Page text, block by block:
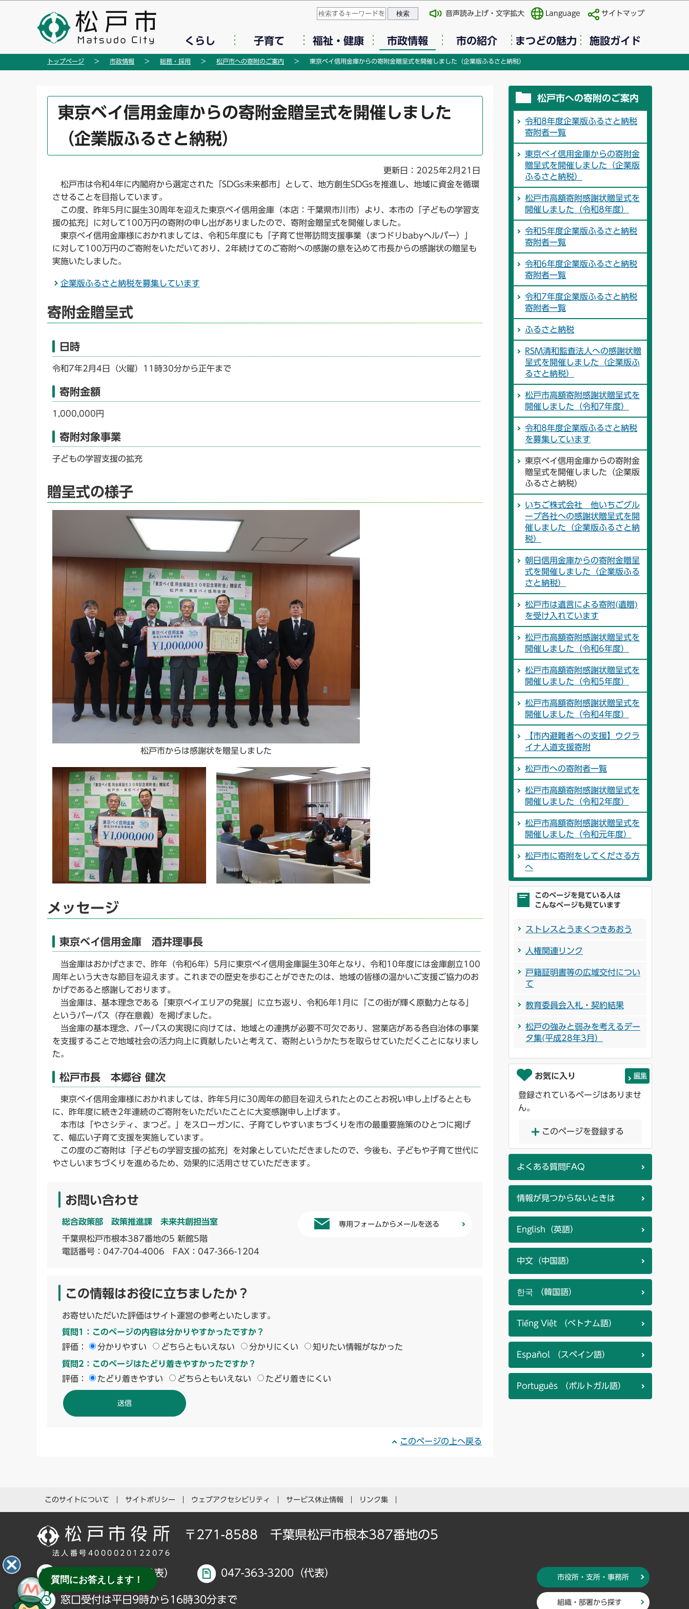
の
このページの本文へ移動
音声読み上げ・文字拡大 Language サイトマップ
くらし 子育て 福祉・健康 市政情報 市の紹介 まつどの魅力 施設ガイド
トップページ 市政情報 総務・採用 松戸市への寄附のご案内 東京ベイ信用金庫からの寄附金贈呈式を開催しました（企業版ふるさと納税）
か
東京ベイ信用金庫からの寄附金贈呈式を開催しました
（企業版ふるさと納税）
更新日：2025年2月21日
松戸市は令和4年に内閣府から選定された「SDGs未来都市」として、地方創生SDGsを推進し、地域に資金を循環
させることを目指しています。
この度、昨年5月に誕生30周年を迎えた東京ベイ信用金庫（本店：千葉県市川市）より、本市の「子どもの学習支
援の拡充」に対して100万円の寄附の申し出がありましたので、寄附金贈呈式を開催しました。
東京ベイ信用金庫様におかれましては、令和5年度にも「子育て世帯訪問支援事業（まつドリbabyヘルパー）」
に対して100万円のご寄附をいただいており、2年続けてのご寄附への感謝の意を込めて市長からの感謝状の贈呈も
実施いたしました。
企業版ふるさと納税を募集しています
寄附金贈呈式
日時
令和7年2月4日（火曜）11時30分から正午まで
寄附金額
1,000,000円
寄附対象事業
子どもの学習支援の拡充
贈呈式の様子
松戸市からは感謝状を贈呈しました
メッセージ
東京ベイ信用金庫 酒井理事長
当金庫はおかげさまで、昨年（令和6年）5月に東京ベイ信用金庫誕生30年となり、令和10年度には金庫創立100
周年という大きな節目を迎えます。これまでの歴史を歩むことができたのは、地域の皆様の温かいご支援ご協力のお
かげであると感謝しております。
当金庫は、基本理念である「東京ベイエリアの発展」に立ち返り、令和6年1月に「この街が輝く原動力となる」
というパーパス（存在意義）を掲げました。
当金庫の基本理念、パーパスの実現に向けては、地域との連携が必要不可欠であり、営業店がある各自治体の事業
を支援することで地域社会の活力向上に貢献したいと考えて、寄附というかたちを取らせていただくことになりまし
た。
松戸市長 本郷谷 健次
東京ベイ信用金庫様におかれましては、昨年5月に30周年の節目を迎えられたとのことお祝い申し上げるととも
に、昨年度に続き2年連続のご寄附をいただいたことに大変感謝申し上げます。
本市は「やさシティ、まつど。」をスローガンに、子育てしやすいまちづくりを市の最重要施策のひとつに掲げ
て、幅広い子育て支援を実施しています。
この度のご寄附は「子どもの学習支援の拡充」を対象としていただきましたので、今後も、子どもや子育て世代に
やさしいまちづくりを進めるため、効果的に活用させていただきます。
お問い合わせ
総合政策部 政策推進課 未来共創担当室
千葉県松戸市根本387番地の5 新館5階
電話番号： 047-704-4006 FAX：047-366-1204
専用フォームからメールを送る
この情報はお役に立ちましたか？
お寄せいただいた評価はサイト運営の参考といたします。
質問1：このページの内容は分かりやすかったですか？
評価：
分かりやすい どちらともいえない 分かりにくい 知りたい情報がなかった
質問2：このページはたどり着きやすかったですか？
評価：
たどり着きやすい どちらともいえない たどり着きにくい
このページの上へ戻る
松戸市への寄附のご案内
令和8年度企業版ふるさと納税
寄附者一覧
東京ベイ信用金庫からの寄附金
贈呈式を開催しました（企業版
ふるさと納税）
松戸市高額寄附感謝状贈呈式を
開催しました（令和8年度）
令和5年度企業版ふるさと納税
寄附者一覧
令和6年度企業版ふるさと納税
寄附者一覧
令和7年度企業版ふるさと納税
寄附者一覧
ふるさと納税
RSM清和監査法人への感謝状贈
呈式を開催しました（企業版ふ
るさと納税）
松戸市高額寄附感謝状贈呈式を
開催しました（令和7年度）
令和8年度企業版ふるさと納税
を募集しています
東京ベイ信用金庫からの寄附金
贈呈式を開催しました（企業版
ふるさと納税）
いちご株式会社 他いちごグル
ープ各社への感謝状贈呈式を開
催しました（企業版ふるさと納
税）
朝日信用金庫からの寄附金贈呈
式を開催しました（企業版ふる
さと納税）
松戸市は遺言による寄附(遺贈)
を受け入れています
松戸市高額寄附感謝状贈呈式を
開催しました（令和6年度）
松戸市高額寄附感謝状贈呈式を
開催しました（令和5年度）
松戸市高額寄附感謝状贈呈式を
開催しました（令和4年度）
【市内避難者への支援】ウクラ
イナ人道支援寄附
松戸市への寄附者一覧
松戸市高額寄附感謝状贈呈式を
開催しました（令和2年度）
松戸市高額寄附感謝状贈呈式を
開催しました（令和元年度）
松戸市に寄附をしてくださる方
へ
このページを見ている人は
こんなページも見ています
ストレスとうまくつきあおう
人権関連リンク
戸籍証明書等の広域交付につい
て
教育委員会入札・契約結果
松戸の強みと弱みを考えるデー
タ集(平成28年3月）
お気に入り 編集
登録されているページはありませ
ん。
このページを登録する
よくある質問FAQ
情報が見つからないときは
English（英語）
中文（中国語）
한국 （韓国語）
Tiếng Việt （ベトナム語）
Español （スペイン語）
Português （ポルトガル語）
このサイトについて サイトポリシー ウェブアクセシビリティ サービス休止情報 リンク集
法人番号4000020122076
〒271-8588 千葉県松戸市根本387番地の5
047-366-1111（代表） 047-363-3200（代表）
窓口受付は平日9時から16時30分まで
市役所・支所・事務所
組織・部署から探す
質問にお答えします！